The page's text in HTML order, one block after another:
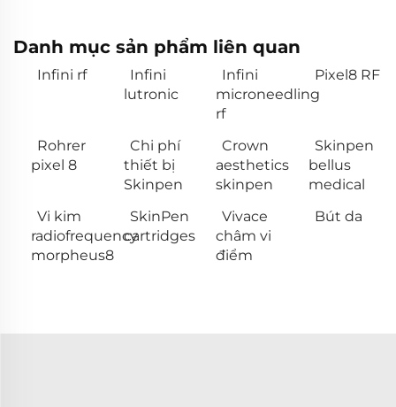
Danh mục sản phẩm liên quan
Infini rf
Infini
lutronic
Infini
microneedling
rf
Pixel8 RF
Rohrer
pixel 8
Chi phí
thiết bị
Skinpen
Crown
aesthetics
skinpen
Skinpen
bellus
medical
Vi kim
radiofrequency
morpheus8
SkinPen
cartridges
Vivace
châm vi
điểm
Bút da